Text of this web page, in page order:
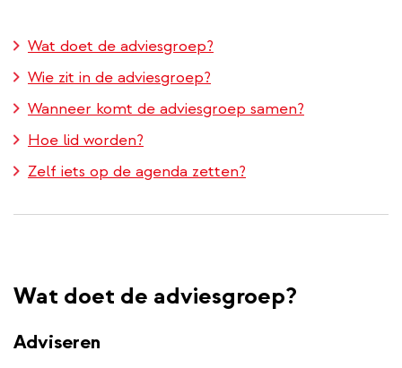
Wat doet de adviesgroep?
Wie zit in de adviesgroep?
Wanneer komt de adviesgroep samen?
Hoe lid worden?
Zelf iets op de agenda zetten?
Wat doet de adviesgroep?
Adviseren